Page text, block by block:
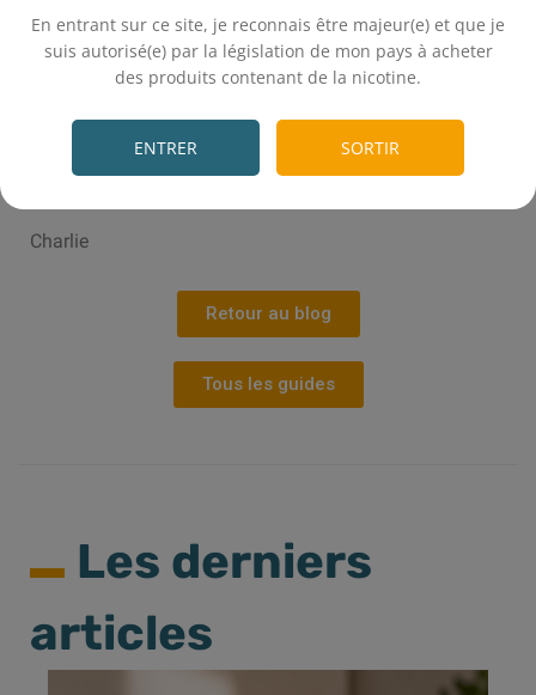
En entrant sur ce site, je reconnais être majeur(e) et que je
suis autorisé(e) par la législation de mon pays à acheter
des produits contenant de la nicotine.
ENTRER SORTIR
puissance maximale de 40 watts, contre 60 watts pour
le pod Feelin XR Pro.
Je trouve également que le design du pod Feelin XR Pro
, déclinable à travers huit couleurs métalliques.
Charlie
Retour au blog
Tous les guides
Les derniers
articles